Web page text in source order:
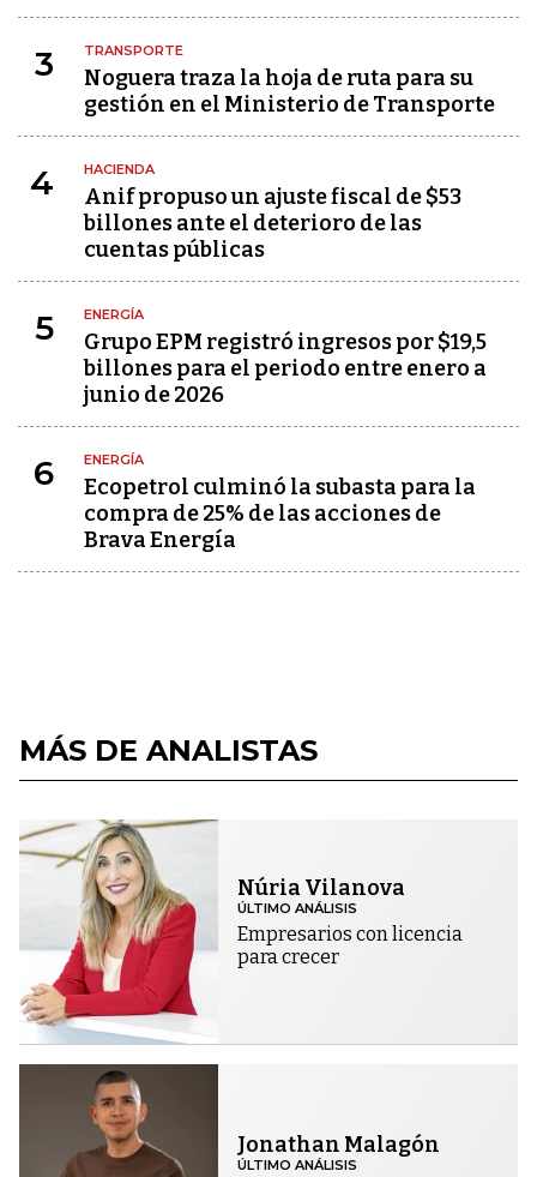
3 TRANSPORTE
Noguera traza la hoja de ruta para su
gestión en el Ministerio de Transporte
4 HACIENDA
Anif propuso un ajuste fiscal de $53
billones ante el deterioro de las
cuentas públicas
5 ENERGÍA
Grupo EPM registró ingresos por $19,5
billones para el periodo entre enero a
junio de 2026
6 ENERGÍA
Ecopetrol culminó la subasta para la
compra de 25% de las acciones de
Brava Energía
MÁS DE ANALISTAS
Núria Vilanova
ÚLTIMO ANÁLISIS
Empresarios con licencia
para crecer
Jonathan Malagón
ÚLTIMO ANÁLISIS